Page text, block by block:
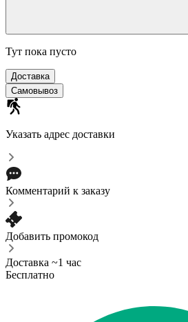
Тут пока пусто
Доставка
Самовывоз
Указать адрес доставки
Комментарий к заказу
Добавить промокод
Доставка ~1 час
Бесплатно